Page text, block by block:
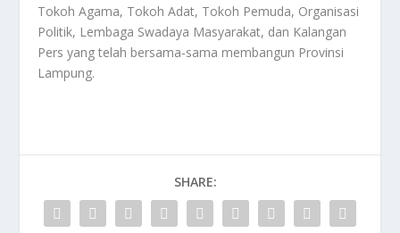
Tokoh Agama, Tokoh Adat, Tokoh Pemuda, Organisasi
Politik, Lembaga Swadaya Masyarakat, dan Kalangan
Pers yang telah bersama-sama membangun Provinsi
Lampung.
SHARE: